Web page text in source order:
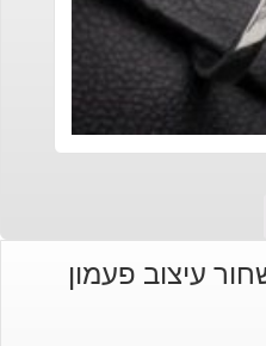
עיצוב פעמון